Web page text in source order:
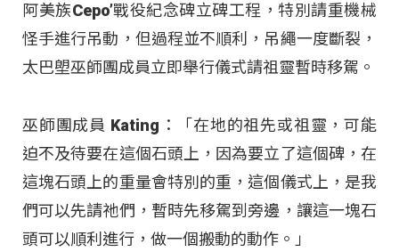
阿美族Cepo’戰役紀念碑立碑工程，特別請重機械
怪手進行吊動，但過程並不順利，吊繩一度斷裂，
太巴塱巫師團成員立即舉行儀式請祖靈暫時移駕。
巫師團成員 Kating：「在地的祖先或祖靈，可能
迫不及待要在這個石頭上，因為要立了這個碑，在
這塊石頭上的重量會特別的重，這個儀式上，是我
們可以先請祂們，暫時先移駕到旁邊，讓這一塊石
頭可以順利進行，做一個搬動的動作。」